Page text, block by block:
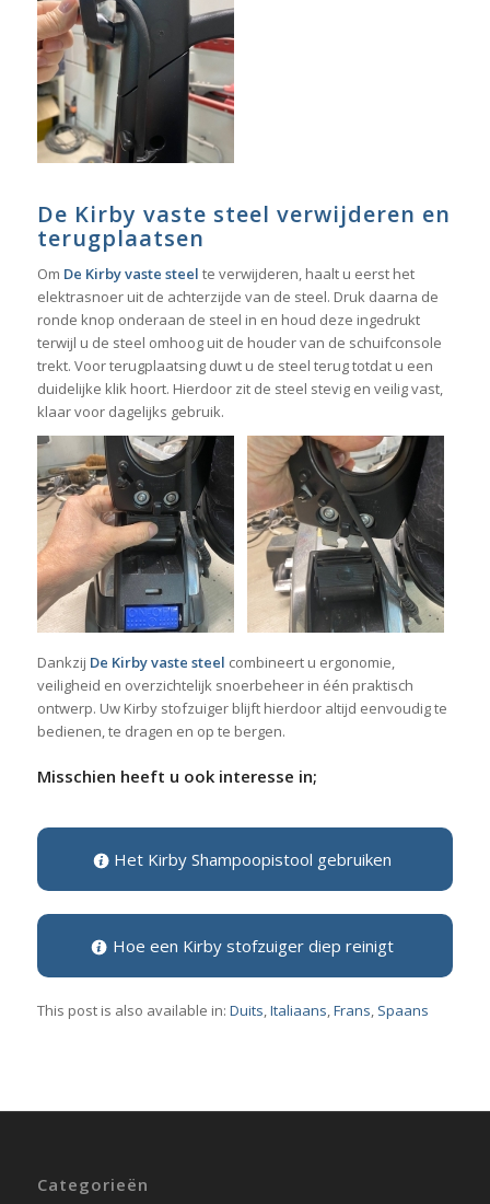
De Kirby vaste steel verwijderen en
terugplaatsen
Om De Kirby vaste steel te verwijderen, haalt u eerst het
elektrasnoer uit de achterzijde van de steel. Druk daarna de
ronde knop onderaan de steel in en houd deze ingedrukt
terwijl u de steel omhoog uit de houder van de schuifconsole
trekt. Voor terugplaatsing duwt u de steel terug totdat u een
duidelijke klik hoort. Hierdoor zit de steel stevig en veilig vast,
klaar voor dagelijks gebruik.
Dankzij De Kirby vaste steel combineert u ergonomie,
veiligheid en overzichtelijk snoerbeheer in één praktisch
ontwerp. Uw Kirby stofzuiger blijft hierdoor altijd eenvoudig te
bedienen, te dragen en op te bergen.
Misschien heeft u ook interesse in;
Het Kirby Shampoopistool gebruiken
Hoe een Kirby stofzuiger diep reinigt
This post is also available in: Duits Italiaans Frans Spaans
Categorieën